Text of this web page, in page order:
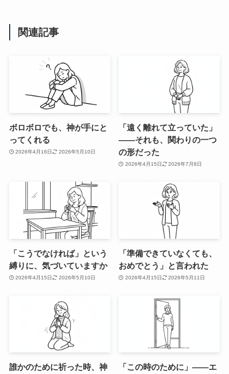
関連記事
ボロボロでも、神が手にと
ってくれる
2026年4月16日 2026年5月10日
「遠く離れて立っていた」
——それも、関わりの一つ
の形だった
2026年4月15日 2026年7月8日
「こうでなければ」という
縛りに、気づいていますか
2026年4月15日 2026年5月10日
「準備できていなくても、
おめでとう」と言われた
2026年4月15日 2026年5月11日
誰かのために祈った時、神
「この時のために」——エ